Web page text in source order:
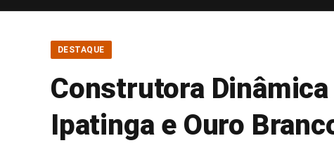
DESTAQUE
Construtora
Ipatinga e Ouro